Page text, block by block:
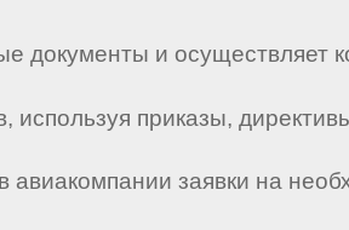
документы и осуществляет
используя приказы,
авиакомпании заявки на